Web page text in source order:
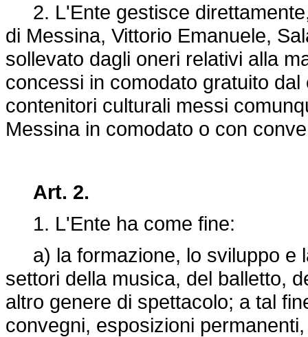
2. L'Ente gestisce
di Messina, Vittorio Emanuele,
sollevato dagli oneri relativi alla
concessi in comodato gratuito
contenitori culturali messi
Messina in comodato o con
Art. 2.
1. L'Ente ha come fine:
a) la formazione, lo sviluppo e
settori della musica, del balletto,
altro genere di spettacolo; a tal
convegni, esposizioni